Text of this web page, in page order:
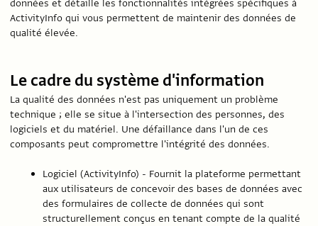
données et détaille les fonctionnalités intégrées spécifiques à
ActivityInfo qui vous permettent de maintenir des données de
qualité élevée.
Le cadre du système d'information
La qualité des données n'est pas uniquement un problème
technique ; elle se situe à l'intersection des personnes, des
logiciels et du matériel. Une défaillance dans l'un de ces
composants peut compromettre l'intégrité des données.
Logiciel (ActivityInfo) - Fournit la plateforme permettant
aux utilisateurs de concevoir des bases de données avec
des formulaires de collecte de données qui sont
structurellement conçus en tenant compte de la qualité